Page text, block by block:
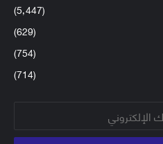
(5٬447)
(629)
(754)
(714)